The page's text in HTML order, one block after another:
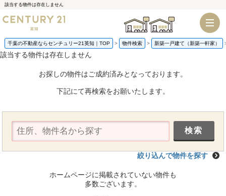
該当する物件は存在しません
千葉店 船橋店
千葉の不動産ならセンチュリー21英知｜TOP 物件検索 新築一戸建て（新築一軒家）
該当する物件は存在しません
お探しの物件はご成約済みとなっております。
下記にて再検索をお願いたします。
絞り込んで物件を探す
ホームページに掲載されていない物件も
多数ございます。